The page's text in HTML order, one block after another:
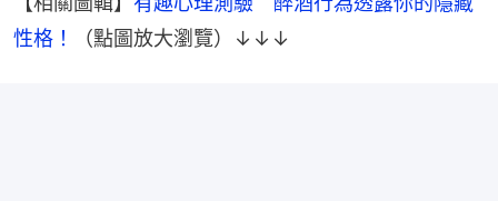
性格！
（點圖放大瀏覽）↓↓↓